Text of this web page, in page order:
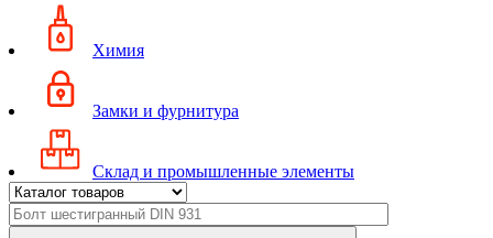
Химия
Замки и фурнитура
Склад и промышленные элементы